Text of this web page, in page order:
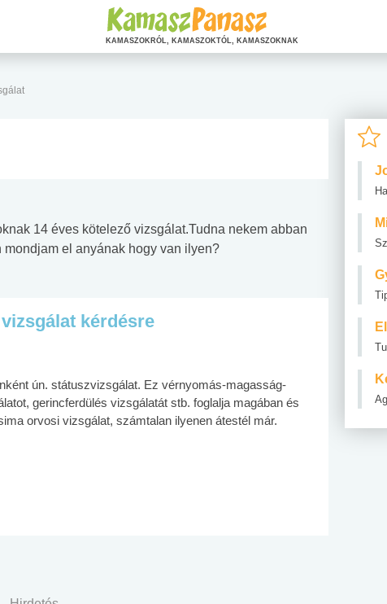
14 éves kötelező vizsgálat.Tudna nekem abban
el anyának hogy van ilyen?
kérdésre
ún. státuszvizsgálat. Ez vérnyomás-magasság-
gerincferdülés vizsgálatát stb. foglalja magában és
orvosi vizsgálat, számtalan ilyenen átestél már.
KAMASZOKRÓL, KAMASZOKTÓL, KAMASZOKNAK